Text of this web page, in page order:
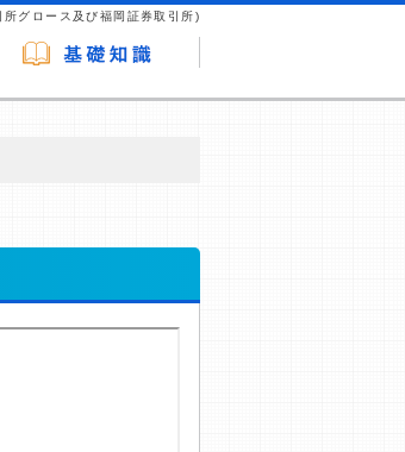
グロース及び福岡証券取引所)